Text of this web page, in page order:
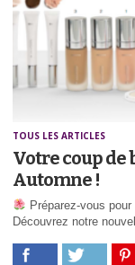
TOUS LES ARTICLES
Votre coup
Automne !
Préparez-vous
Découvrez notre